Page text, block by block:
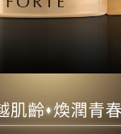
限公司提供之「AFTEE先
，請瀏覽以下網址：
徵得法定代理人或監護人
經同意申辦者引起之損失